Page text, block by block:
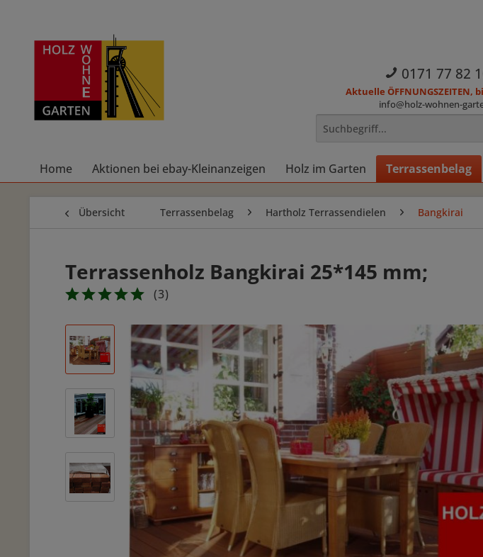
0171 77 82
Aktuelle ÖFFNUNGSZEITEN,
info@holz-wohnen-
Home Aktionen bei ebay-Kleinanzeigen Holz im Garten Terrassenbelag
Übersicht Terrassenbelag Hartholz Terrassendielen Bangkirai
Terrassenholz Bangkirai 25*145 mm;
(3)